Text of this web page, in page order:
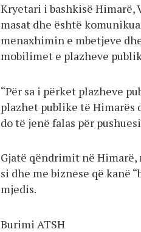
Kryetari i bashkisë Himarë,
masat dhe është
menaxhimin e mbetjeve
mobilimet e plazheve
“Për sa i përket plazheve
plazhet publike të Himarës
do të jenë falas për
Gjatë qëndrimit në Himarë,
si dhe me biznese që kanë
mjedis.
Burimi ATSH